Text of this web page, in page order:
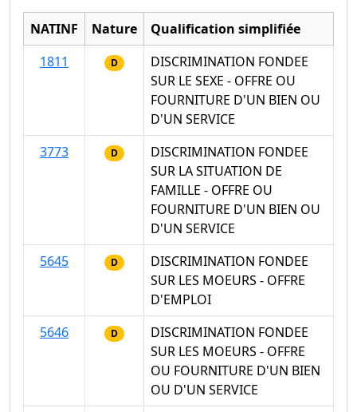
NATINF Nature
Qualification simplifiée
1811
D
DISCRIMINATION FONDEE
SUR LE SEXE - OFFRE OU
FOURNITURE D'UN BIEN OU
D'UN SERVICE
3773
D
DISCRIMINATION FONDEE
SUR LA SITUATION DE
FAMILLE - OFFRE OU
FOURNITURE D'UN BIEN OU
D'UN SERVICE
5645
D
DISCRIMINATION FONDEE
SUR LES MOEURS - OFFRE
D'EMPLOI
5646
D
DISCRIMINATION FONDEE
SUR LES MOEURS - OFFRE
OU FOURNITURE D'UN BIEN
OU D'UN SERVICE